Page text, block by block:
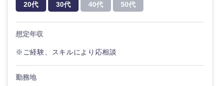
20代 30代 40代 50代
想定年収
※ご経験、スキルにより応相談
勤務地